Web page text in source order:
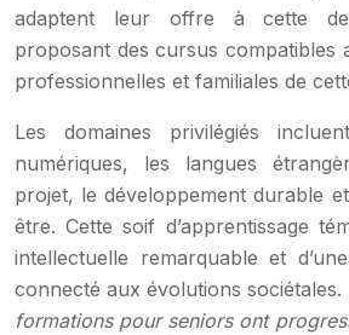
adaptent leur offre à cette
proposant des cursus compatibles
professionnelles et familiales de
Les domaines privilégiés
numériques, les langues
projet, le développement durable
être. Cette soif d’apprentissage
intellectuelle remarquable et
connecté aux évolutions sociétales.
formations pour seniors ont